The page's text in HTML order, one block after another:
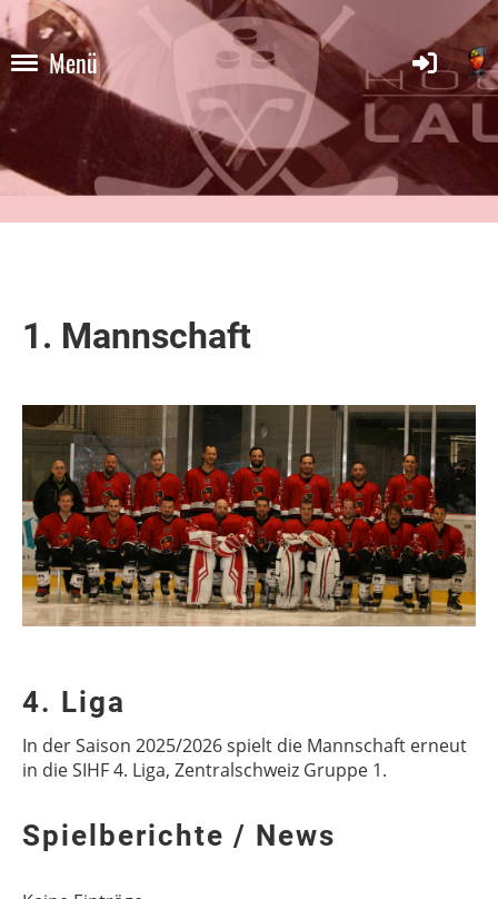
Menü
1. Mannschaft
4. Liga
In der Saison 2025/2026 spielt die Mannschaft erneut
in die SIHF 4. Liga, Zentralschweiz Gruppe 1.
Spielberichte / News